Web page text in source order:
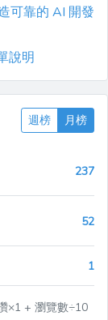
可靠的 AI 開發
說明
週榜 月榜
237
52
1
×1 + 瀏覽數÷10